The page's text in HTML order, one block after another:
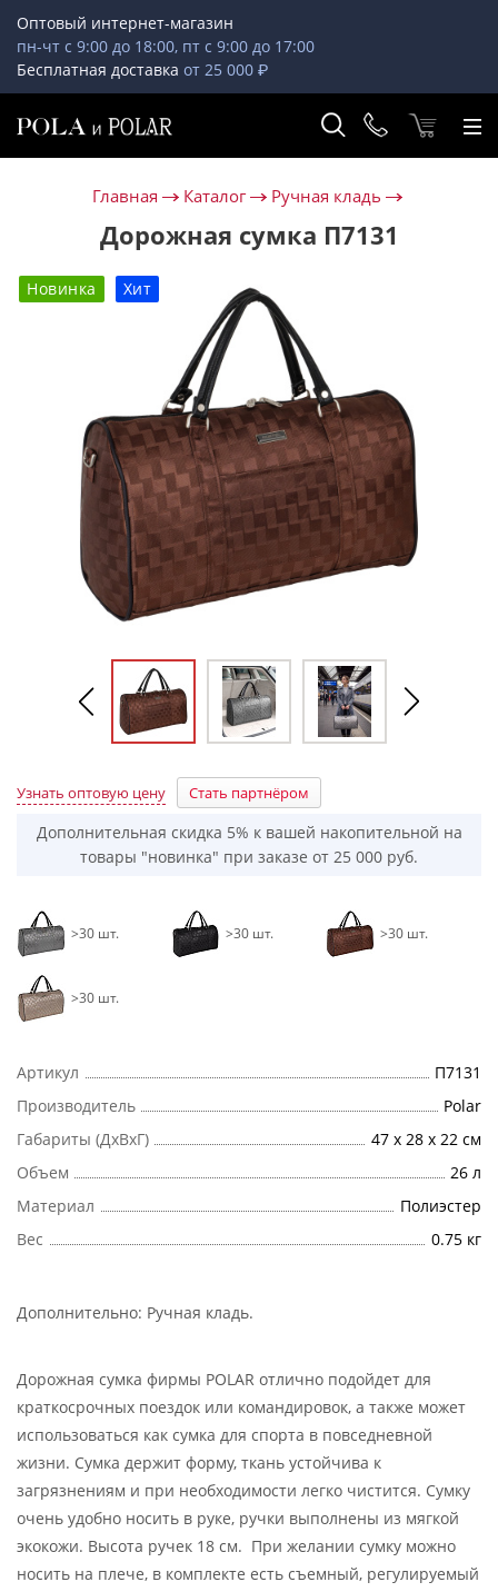
Оптовый интернет-магазин
пн-чт с 9:00 до 18:00, пт с 9:00 до 17:00
Бесплатная доставка от 25 000 ₽
Главная Каталог Ручная кладь
Дорожная сумка П7131
Новинка Хит
Узнать оптовую цену Стать партнёром
Дополнительная скидка 5% к вашей накопительной на
товары "новинка" при заказе от 25 000 руб.
>30 шт. >30 шт. >30 шт.
>30 шт.
Артикул
П7131
Производитель
Polar
Габариты (ДхВхГ)
47 х 28 х 22 см
Объем
26 л
Материал
Полиэстер
Вес
0.75 кг
Дополнительно: Ручная кладь.
Дорожная сумка фирмы POLAR отлично подойдет для
краткосрочных поездок или командировок, а также может
использоваться как сумка для спорта в повседневной
жизни. Сумка держит форму, ткань устойчива к
загрязнениям и при необходимости легко чистится. Сумку
очень удобно носить в руке, ручки выполнены из мягкой
экокожи. Высота ручек 18 см. При желании сумку можно
носить на плече, в комплекте есть съемный, регулируемый